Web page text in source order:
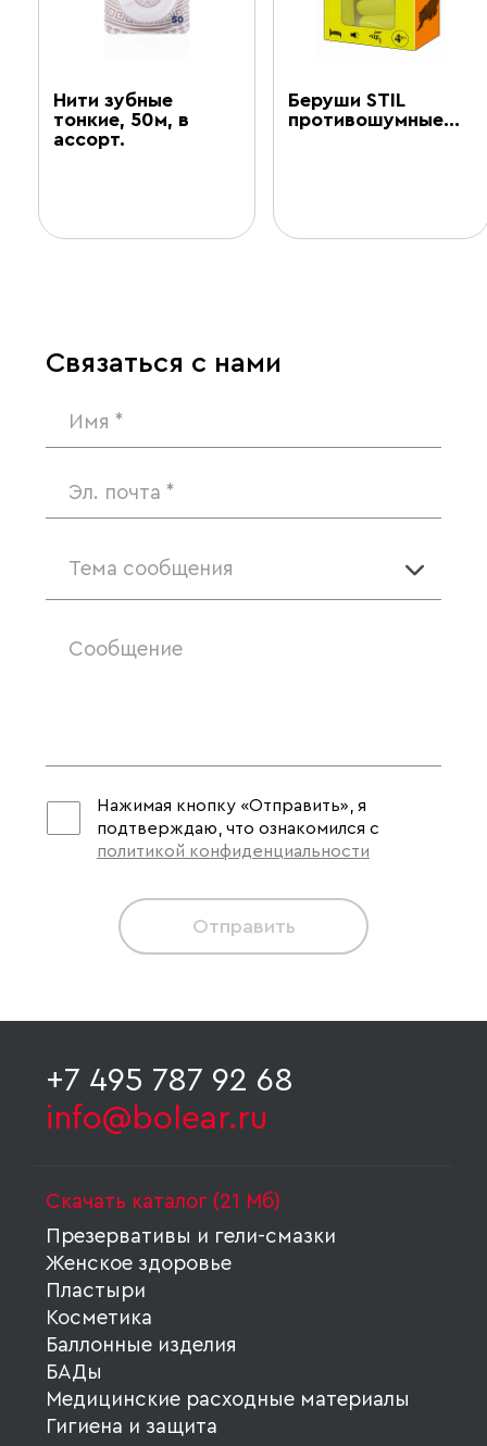
Нити зубные
тонкие, 50м, в
ассорт.
Беруши STIL
противошумные…
Связаться с нами
Тема сообщения
Нажимая кнопку «Отправить», я
подтверждаю, что ознакомился с
политикой конфиденциальности
Отправить
+7 495 787 92 68
info@bolear.ru
Скачать каталог (21 Мб)
Презервативы и гели-смазки
Женское здоровье
Пластыри
Косметика
Баллонные изделия
БАДы
Медицинские расходные материалы
Гигиена и защита